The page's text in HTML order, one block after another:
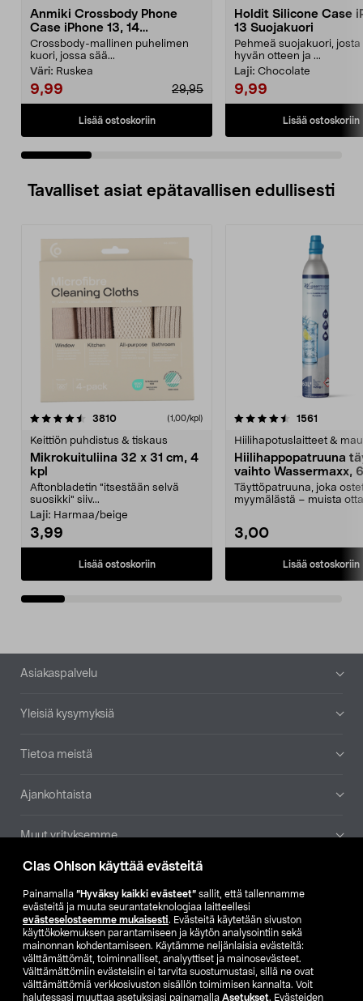
Clas Ohlson käyttää evästeitä
Painamalla ”Hyväksy kaikki evästeet” sallit, että tallennamme
evästeitä ja muuta seurantateknologiaa laitteellesi
evästeselosteemme mukaisesti. Evästeitä käytetään sivuston
käyttökokemuksen parantamiseen ja käytön analysointiin sekä
mainonnan kohdentamiseen. Käytämme neljänlaisia evästeitä:
välttämättömät, toiminnalliset, analyyttiset ja mainosevästeet.
Välttämättömiin evästeisiin ei tarvita suostumustasi, sillä ne ovat
välttämättömiä verkkosivuston sisällön toimimisen kannalta. Voit
halutessasi muuttaa asetuksiasi painamalla Asetukset. Evästeiden
Anmiki Crossbody Phone
Case iPhone 13, 14
Suojakuori ja olkahihna
Crossbody-mallinen puhelimen
kuori, jossa sää...
Väri: Ruskea
9,99 29,95
Lisää ostoskoriin
Holdit Silicone Case
13 Suojakuori
Pehmeä suojakuori, josta
hyvän otteen ja ...
Laji: Chocolate
9,99
Lisää ostoskoriin
Tavalliset asiat epätavallisen edullisesti
3810arvostelut (1,00/kpl)
Keittiön puhdistus & tiskaus
Mikrokuituliina 32 x 31 cm, 4
kpl
Aftonbladetin "itsestään selvä
suosikki" siiv...
Laji: Harmaa/beige
3,99
Lisää ostoskoriin
4.5viidestä
1561
Hiilihapotuslaitteet &
Hiilihappopatruuna
vaihto Wassermaxx,
Täyttöpatruuna, joka
myymälästä – muista
3,00
Lisää ostoskoriin
4.5viidestä
Alatunniste
Asiakaspalvelu
Yleisiä kysymyksiä
Tietoa meistä
Ajankohtaista
Muut yrityksemme
Etsi myymälä
SE NO FI
FI SV